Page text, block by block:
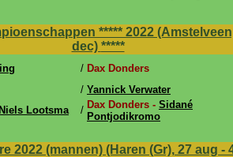
***** 2022
dec) *****
/ Dax Donders
/ Yannick Verwater
Niels Lootsma / Dax Donders - Sidané
Pontjodikromo
2022 (mannen) (Haren (Gr), 27 aug -